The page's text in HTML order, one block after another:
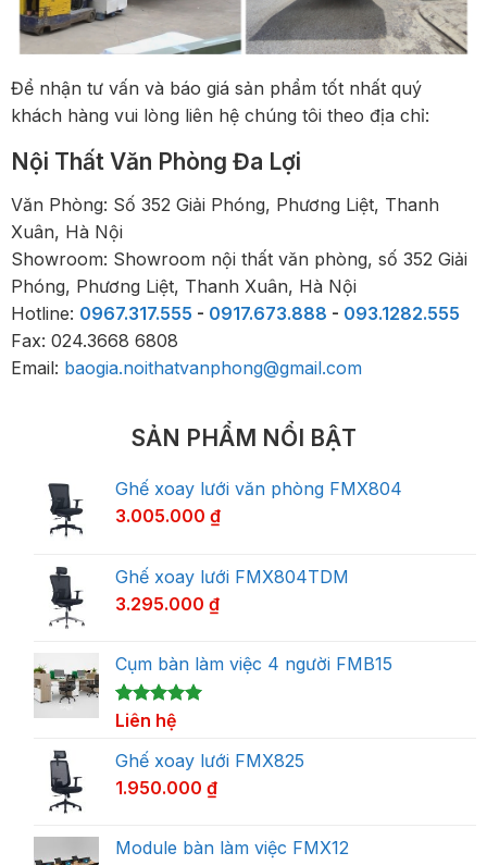
Để nhận tư vấn và báo giá sản phẩm tốt nhất quý
khách hàng vui lòng liên hệ chúng tôi theo địa chỉ:
Nội Thất Văn Phòng Đa Lợi
Văn Phòng: Số 352 Giải Phóng, Phương Liệt, Thanh
Xuân, Hà Nội
Showroom: Showroom nội thất văn phòng, số 352 Giải
Phóng, Phương Liệt, Thanh Xuân, Hà Nội
Hotline: 0967.317.555 - 0917.673.888 - 093.1282.555
Fax: 024.3668 6808
Email: baogia.noithatvanphong@gmail.com
SẢN PHẨM NỔI BẬT
Ghế xoay lưới văn phòng FMX804
3.005.000 ₫
Ghế xoay lưới FMX804TDM
3.295.000 ₫
Cụm bàn làm việc 4 người FMB15
5.00trên 5
dựa trên
1
đánh giá
Liên hệ
Ghế xoay lưới FMX825
1.950.000 ₫
Module bàn làm việc FMX12